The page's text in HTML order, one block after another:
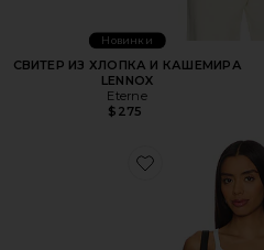
Новинки
СВИТЕР ИЗ ХЛОПКА И КАШЕМИРА
LENNOX
Eterne
$275
Favorite МАЙКА